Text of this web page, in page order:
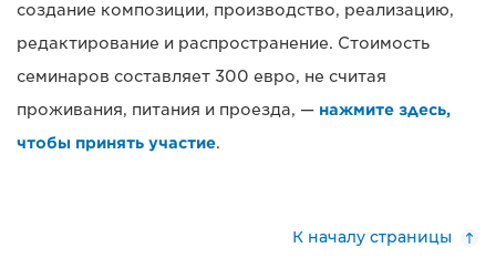
создание композиции, производство, реализацию,
редактирование и распространение. Стоимость
семинаров составляет 300 евро, не считая
проживания, питания и проезда, — нажмите здесь,
чтобы принять участие.
К началу страницы